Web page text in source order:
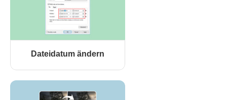
Dateidatum ändern